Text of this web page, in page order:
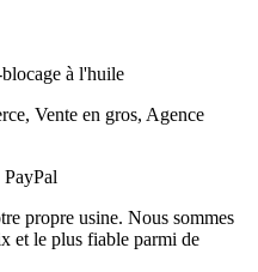
à l'huile
Vente en gros, Agence
propre usine. Nous sommes
et le plus fiable parmi de